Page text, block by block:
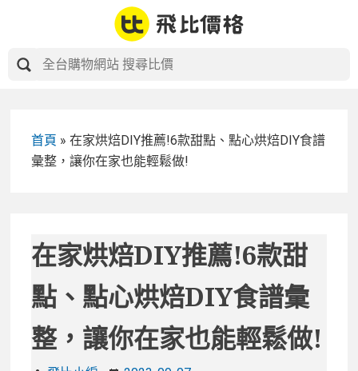
首頁 » 在家烘焙DIY推薦!6款甜點、點心烘焙DIY食譜
彙整，讓你在家也能輕鬆做!
在家烘焙DIY推薦!6款甜
點、點心烘焙DIY食譜彙
整，讓你在家也能輕鬆做!